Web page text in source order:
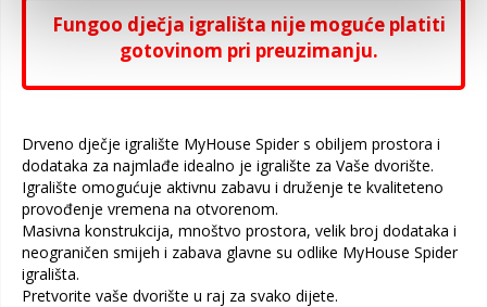
Fungoo dječja igrališta nije moguće platiti
gotovinom pri preuzimanju.
Drveno dječje igralište MyHouse Spider s obiljem prostora i
dodataka za najmlađe idealno je igralište za Vaše dvorište.
Igralište omogućuje aktivnu zabavu i druženje te kvaliteteno
provođenje vremena na otvorenom.
Masivna konstrukcija, mnoštvo prostora, velik broj dodataka i
neograničen smijeh i zabava glavne su odlike MyHouse Spider
igrališta.
Pretvorite vaše dvorište u raj za svako dijete.